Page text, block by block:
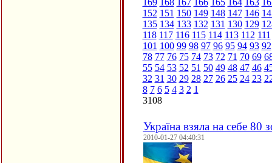
169 168 167 166 165 164 163
152 151 150 149 148 147 146
135 134 133 132 131 130 129
118 117 116 115 114 113 112 111
101 100 99 98 97 96 95 94 93 92
78 77 76 75 74 73 72 71 70 69
55 54 53 52 51 50 49 48 47 46
32 31 30 29 28 27 26 25 24 23
8 7 6 5 4 3 2 1
3108
Україна взяла на себе 80
2010-01-27 04:40:31